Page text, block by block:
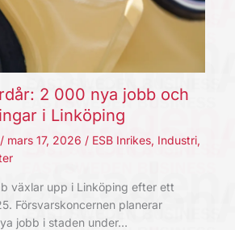
2 000 nya jobb och
i Linköping
/ mars 17, 2026 / ESB Inrikes, Industri,
växlar upp i Linköping efter ett
Försvarskoncernen planerar
jobb i staden under…